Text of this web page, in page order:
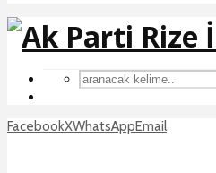
FacebookXWhatsAppEmail